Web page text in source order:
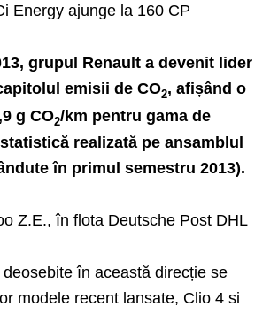
Energy ajunge la 160 CP
grupul Renault a devenit lider
emisii de CO2, afișând o
g CO2/km pentru gama de
realizată pe ansamblul
în primul semestru 2013).
Z.E., în flota Deutsche Post DHL
în această direcție se
modele recent lansate, Clio 4 si